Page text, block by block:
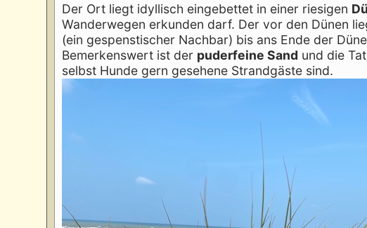
Der Ort liegt idyllisch eingebettet in einer riesigen
Wanderwegen erkunden darf. Der vor den Dünen
(ein gespenstischer Nachbar) bis ans Ende der
Bemerkenswert ist der puderfeine Sand und die
selbst Hunde gern gesehene Strandgäste sind.